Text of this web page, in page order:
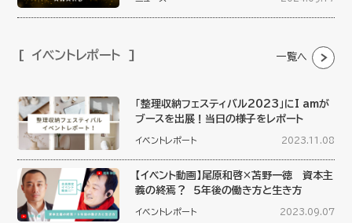
イベントレポート 一覧へ
「整理収納フェスティバル2023」にI amが
ブースを出展！当日の様子をレポート
イベントレポート 2023.11.08
【イベント動画】尾原和啓×苫野一徳 資本主
義の終焉？ ５年後の働き方と生き方
イベントレポート 2023.09.07